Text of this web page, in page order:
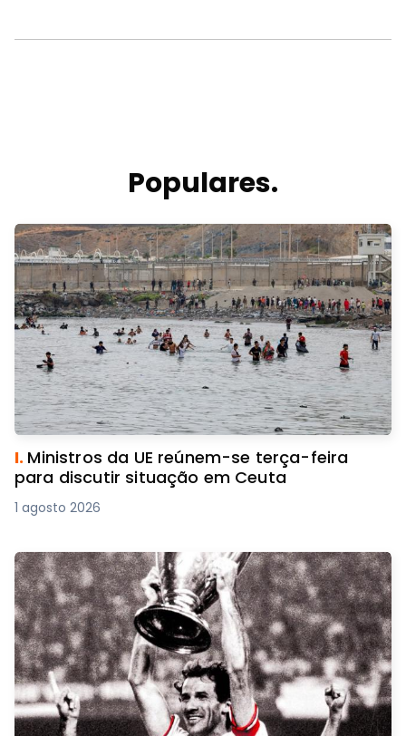
Populares.
I. Ministros da UE reúnem-se terça-feira
para discutir situação em Ceuta
1 agosto 2026